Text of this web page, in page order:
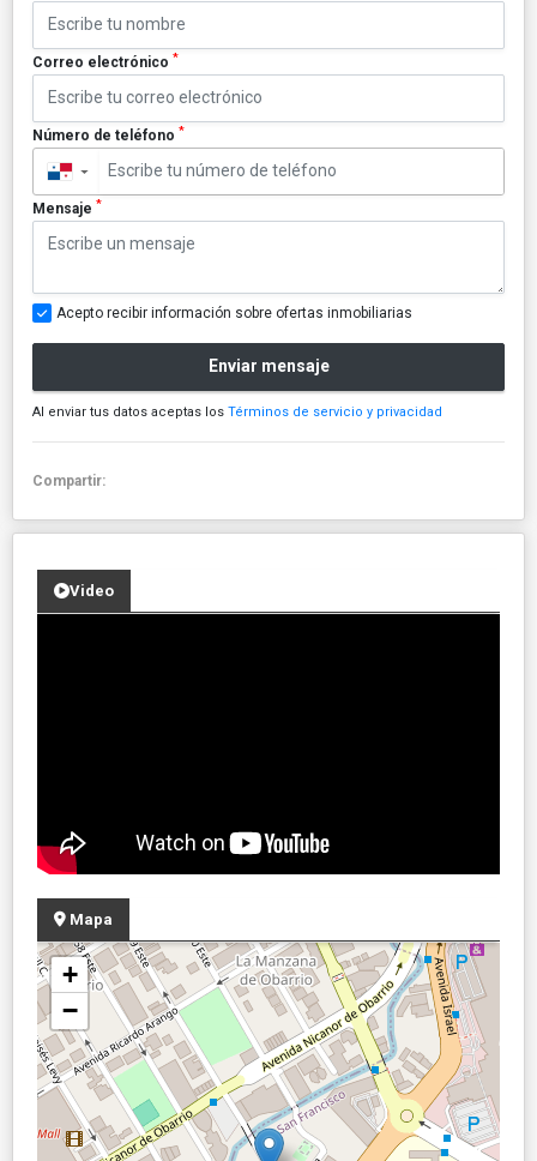
Correo electrónico *
Número de teléfono *
▼
Mensaje *
Acepto recibir información sobre ofertas inmobiliarias
Enviar mensaje
Al enviar tus datos aceptas los Términos de servicio y privacidad
Compartir:
Video
Mapa
+
−